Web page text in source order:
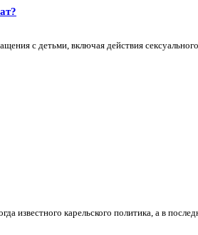
с детьми, включая действия
известного карельского политика, а в